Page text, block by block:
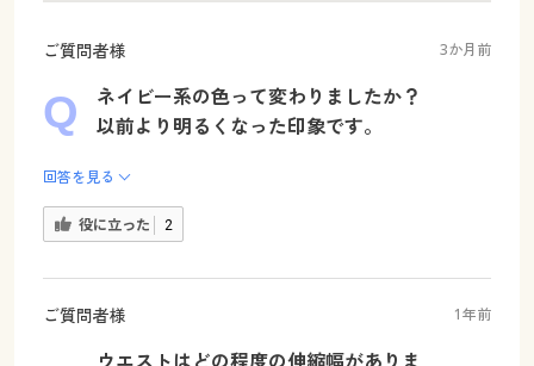
ご質問者様 3か月前
ネイビー系の色って変わりましたか？
以前より明るくなった印象です。
回答を見る
役に立った 2
ご質問者様 1年前